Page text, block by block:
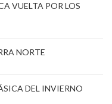
VUELTA POR LOS
NORTE
DEL INVIERNO